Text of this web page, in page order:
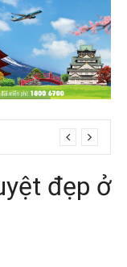
đẹp ở